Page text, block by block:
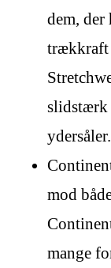
dem, der
trækkraft
slidstærk
ydersåler.
mod
mange